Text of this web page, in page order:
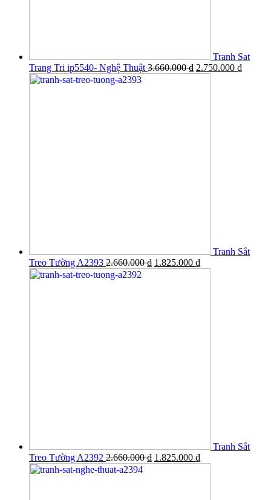
Tranh Sat
Trang Tri ip5540- Nghệ Thuật 3.660.000₫ 2.750.000 ₫
Tranh Sắt
Treo Tường A2393 2.660.000₫ 1.825.000 ₫
Tranh Sắt
Treo Tường A2392 2.660.000₫ 1.825.000 ₫